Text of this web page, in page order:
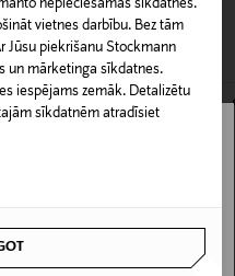
nepieciešamās sīkdatnes.
vietnes darbību. Bez tām
Jūsu piekrišanu Stockmann
un mārketinga sīkdatnes.
iespējams zemāk. Detalizētu
sīkdatnēm atradīsiet
ARĪ
valstī.